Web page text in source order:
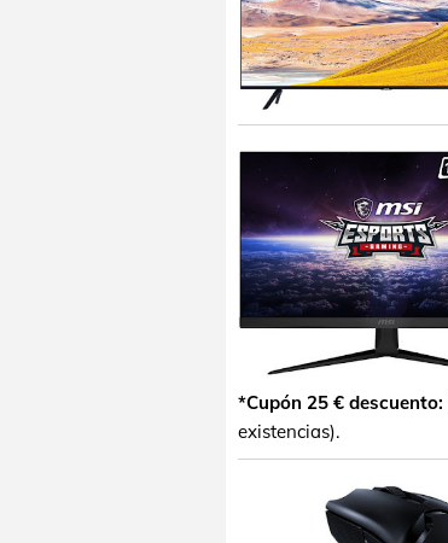
*Cupón 25 € descuento:
existencias).